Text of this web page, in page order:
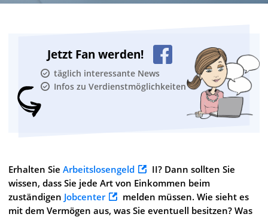
Jetzt Fan werden!
täglich interessante News
Infos zu Verdienstmöglichkeiten
Erhalten Sie Arbeitslosengeld
II? Dann sollten Sie
wissen, dass Sie jede Art von Einkommen beim
zuständigen Jobcenter
melden müssen. Wie sieht es
mit dem Vermögen aus, was Sie eventuell besitzen? Was